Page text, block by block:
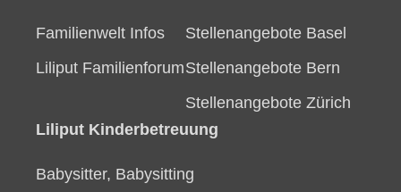
Familienwelt Infos
Liliput Familienforum
Stellenangebote Basel
Stellenangebote Bern
Stellenangebote Zürich
Liliput Kinderbetreuung
Babysitter, Babysitting